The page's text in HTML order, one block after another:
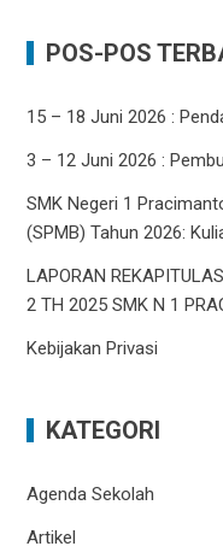
POS-POS
15 – 18 Juni 2026 :
3 – 12 Juni 2026 :
SMK Negeri 1
(SPMB) Tahun 2026:
LAPORAN
2 TH 2025 SMK N 1
Kebijakan Privasi
KATEGORI
Agenda Sekolah
Artikel